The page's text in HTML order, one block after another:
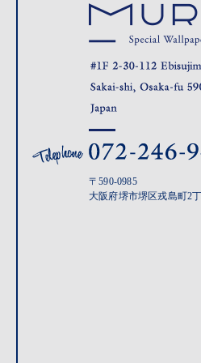
〒590-0985
大阪府堺市堺区戎島町2